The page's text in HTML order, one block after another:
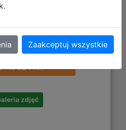
zł
KOSZYKA
zdjęć
Zaakceptuj wszystkie